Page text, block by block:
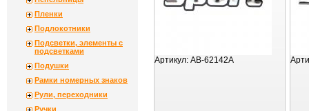
Артикул: AB-62142A
Пленки
Подлокотники
Подсветки, элементы с
подсветками
Подушки
Рамки номерных знаков
Рули, переходники
Ручки